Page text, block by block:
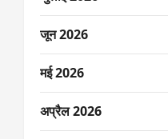
जून 2026
मई 2026
अप्रैल 2026